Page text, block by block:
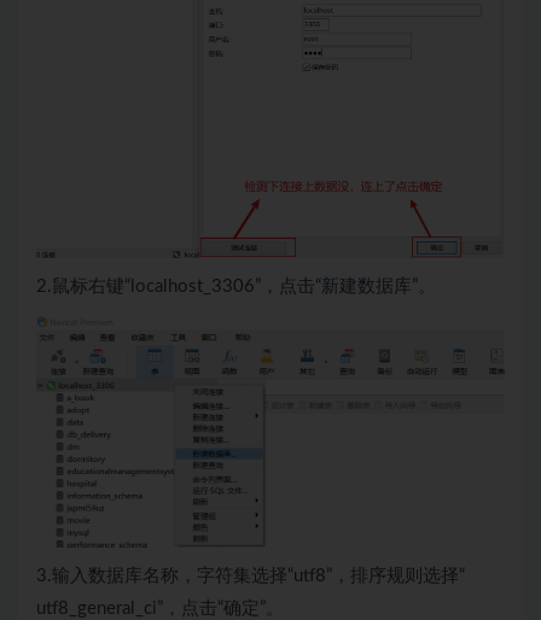
2.鼠标右键“localhost_3306”，点击“新建数据库”。
3.输入数据库名称，字符集选择“utf8”，排序规则选择“
utf8_general_ci”，点击“确定”。